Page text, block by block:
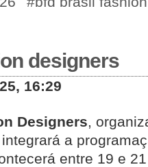
designers
16:29
Designers,
integrará a
entre 19 e